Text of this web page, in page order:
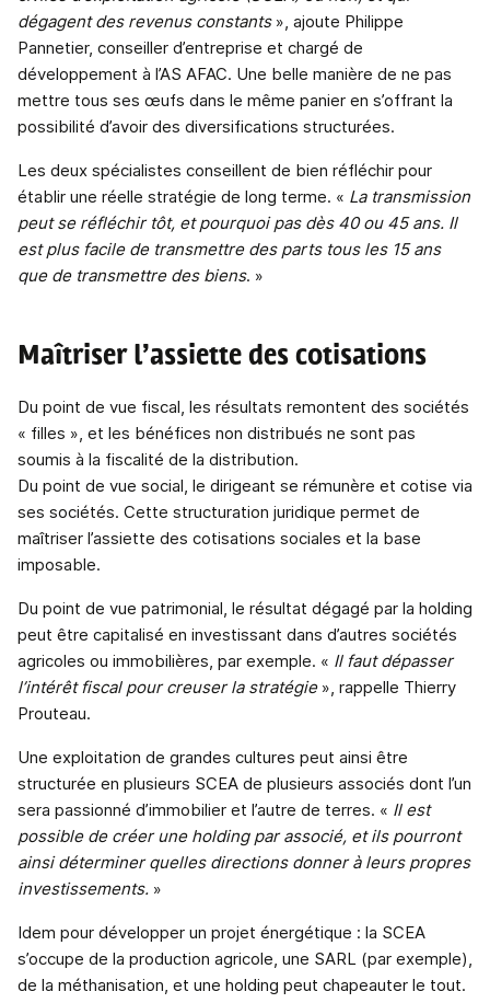
dégagent des revenus constants», ajoute Philippe
Pannetier, conseiller d’entreprise et chargé de
développement à l’AS AFAC. Une belle manière de ne pas
mettre tous ses œufs dans le même panier en s’offrant la
possibilité d’avoir des diversifications structurées.
Les deux spécialistes conseillent de bien réfléchir pour
établir une réelle stratégie de long terme. « La transmission
peut se réfléchir tôt, et pourquoi pas dès 40 ou 45 ans. Il
est plus facile de transmettre des parts tous les 15 ans
que de transmettre des biens. »
Maîtriser l’assiette des cotisations
Du point de vue fiscal, les résultats remontent des sociétés
« filles », et les bénéfices non distribués ne sont pas
soumis à la fiscalité de la distribution.
Du point de vue social, le dirigeant se rémunère et cotise via
ses sociétés. Cette structuration juridique permet de
maîtriser l’assiette des cotisations sociales et la base
imposable.
Du point de vue patrimonial, le résultat dégagé par la holding
peut être capitalisé en investissant dans d’autres sociétés
agricoles ou immobilières, par exemple. « Il faut dépasser
l’intérêt fiscal pour creuser la stratégie», rappelle Thierry
Prouteau.
Une exploitation de grandes cultures peut ainsi être
structurée en plusieurs SCEA de plusieurs associés dont l’un
sera passionné d’immobilier et l’autre de terres. « Il est
possible de créer une holding par associé, et ils pourront
ainsi déterminer quelles directions donner à leurs propres
investissements. »
Idem pour développer un projet énergétique : la SCEA
s’occupe de la production agricole, une SARL (par exemple),
de la méthanisation, et une holding peut chapeauter le tout.